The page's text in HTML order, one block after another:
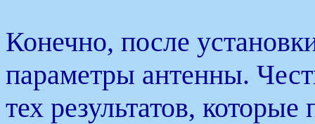
Конечно, после
параметры антенны.
тех результатов,